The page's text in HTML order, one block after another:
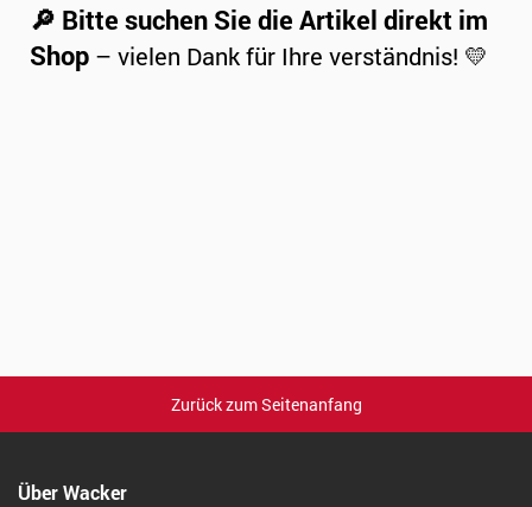
🔎 Bitte suchen Sie die Artikel direkt im
Shop – vielen Dank für Ihre verständnis! 💛
Zurück zum Seitenanfang
Über Wacker